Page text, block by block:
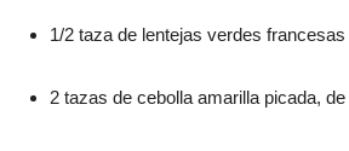
1/2 taza de lentejas verdes francesas
2 tazas de cebolla amarilla picada,